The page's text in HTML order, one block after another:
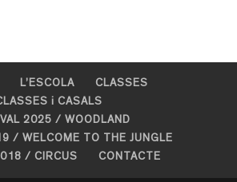
L’ESCOLA
CLASSES
i CASALS
2025 / WOODLAND
/ WELCOME TO THE JUNGLE
/ CIRCUS
CONTACTE